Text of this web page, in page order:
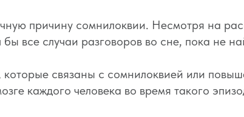
причину сомнилоквии. Несмотря на
все случаи разговоров во сне, пока не
которые связаны с сомнилоквией или
каждого человека во время такого